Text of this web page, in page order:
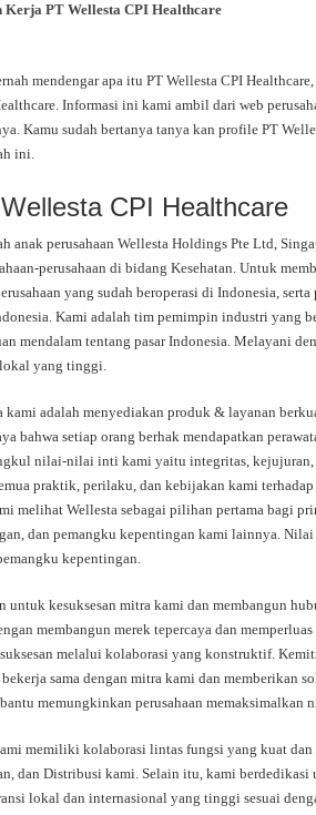
PT Wellesta CPI Healthcare
mendengar apa itu PT Wellesta CPI
Informasi ini kami ambil dari web
Kamu sudah bertanya tanya kan profile PT
ini.
CPI Healthcare
anak perusahaan Wellesta Holdings Pte Ltd,
perusahaan di bidang Kesehatan. Untuk
yang sudah beroperasi di Indonesia,
Kami adalah tim pemimpin industri yang
mendalam tentang pasar Indonesia. Melayani
yang tinggi.
kami adalah menyediakan produk & layanan
bahwa setiap orang berhak mendapatkan
nilai-nilai inti kami yaitu integritas, kejujuran,
praktik, perilaku, dan kebijakan kami
melihat Wellesta sebagai pilihan pertama bagi
dan pemangku kepentingan kami lainnya.
kepentingan.
untuk kesuksesan mitra kami dan membangun
membangun merek tepercaya dan
melalui kolaborasi yang konstruktif.
sama dengan mitra kami dan memberikan
memungkinkan perusahaan memaksimalkan
memiliki kolaborasi lintas fungsi yang kuat
dan Distribusi kami. Selain itu, kami berdedikasi
lokal dan internasional yang tinggi sesuai